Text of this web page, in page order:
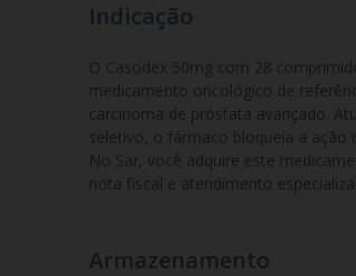
Indicação
O Casodex 50mg com 28
medicamento oncológico de
carcinoma de próstata avançado.
seletivo, o fármaco bloqueia a
No Sar, você adquire este
nota fiscal e atendimento
Armazenamento